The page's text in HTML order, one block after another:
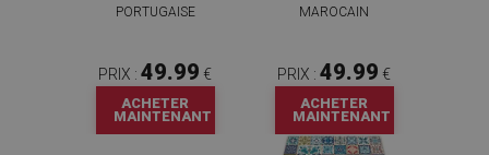
PORTUGAISE
PRIX : 49.99 €
ACHETER
MAINTENANT
MAROCAIN
PRIX : 49.99 €
ACHETER
MAINTENANT